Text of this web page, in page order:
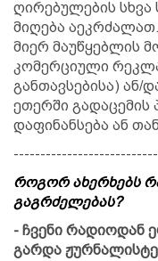
ღირებულების სხვა
მიღება
მიერ მაუწყებლის
კომერციული
განთავსებისა) ან/
ეთერში გადაცემის
დაფინანსება ან
როგორ ახერხებს
გაგრძელებას?
- ჩვენი რადიოდან
გარდა